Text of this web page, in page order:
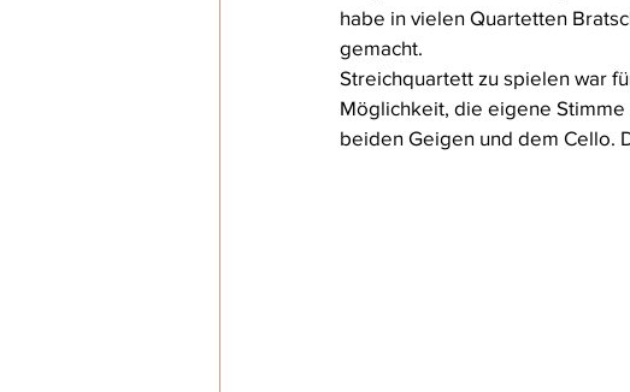
habe in vielen Quartetten
gemacht.
Streichquartett zu spielen war
Möglichkeit, die eigene
beiden Geigen und dem Cello.